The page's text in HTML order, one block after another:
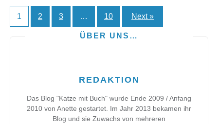
Seitennummerierung
1 2 3 … 10 Next »
ÜBER UNS…
REDAKTION
Das Blog "Katze mit Buch" wurde Ende 2009 / Anfang
2010 von Anette gestartet. Im Jahr 2013 bekamen ihr
Blog und sie Zuwachs von mehreren